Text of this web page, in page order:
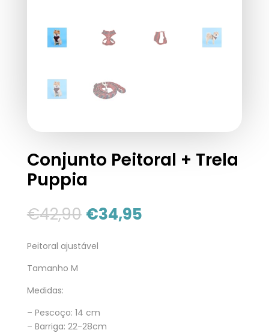
Conjunto Peitoral + Trela
Puppia
€42,90 €34,95
Peitoral ajustável
Tamanho M
Medidas:
– Pescoço: 14 cm
– Barriga: 22-28cm